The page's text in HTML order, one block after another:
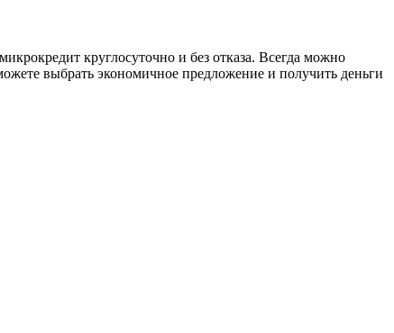
круглосуточно и без отказа. Всегда можно
выбрать экономичное предложение и получить деньги